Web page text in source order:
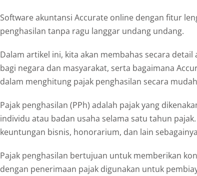
Software akuntansi Accurate online dengan fitur
penghasilan tanpa ragu langgar undang undang.
Dalam artikel ini, kita akan membahas secara
bagi negara dan masyarakat, serta bagaimana
dalam menghitung pajak penghasilan secara
Pajak penghasilan (PPh) adalah pajak yang
individu atau badan usaha selama satu tahun
keuntungan bisnis, honorarium, dan lain
Pajak penghasilan bertujuan untuk memberikan
dengan penerimaan pajak digunakan untuk